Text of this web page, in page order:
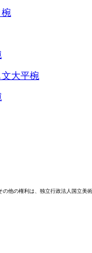
椀
大平椀
他の権利は、独立行政法人国立